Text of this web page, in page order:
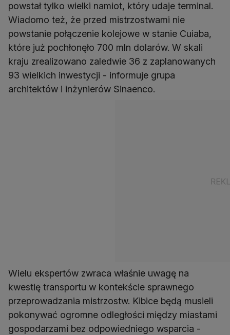
powstał tylko wielki namiot, który udaje terminal.
Wiadomo też, że przed mistrzostwami nie
powstanie połączenie kolejowe w stanie Cuiaba,
które już pochłonęło 700 mln dolarów. W skali
kraju zrealizowano zaledwie 36 z zaplanowanych
93 wielkich inwestycji - informuje grupa
architektów i inżynierów Sinaenco.
Wielu ekspertów zwraca właśnie uwagę na
kwestię transportu w kontekście sprawnego
przeprowadzania mistrzostw. Kibice będą musieli
pokonywać ogromne odległości między miastami
gospodarzami bez odpowiedniego wsparcia -